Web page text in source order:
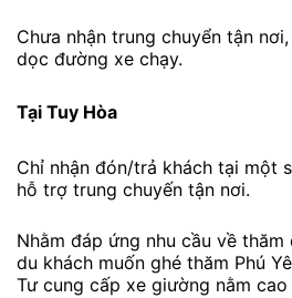
Chưa nhận trung chuyển tận
dọc đường xe chạy.
Tại Tuy Hòa
Chỉ nhận đón/trả khách tại một
hỗ trợ trung chuyến tận nơi.
Nhằm đáp ứng nhu cầu về thăm
du khách muốn ghé thăm Phú
Tư cung cấp xe giường nằm